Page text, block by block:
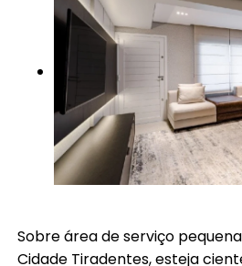
Sobre área de serviço
Cidade Tiradentes, esteja